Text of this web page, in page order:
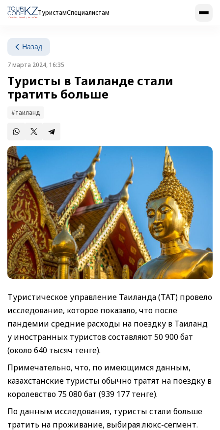
ТуристамСпециалистам
Назад
7 марта 2024, 16:35
Туристы в Таиланде стали
тратить больше
#таиланд
Туристическое управление Таиланда (ТАТ) провело
исследование, которое показало, что после
пандемии средние расходы на поездку в Таиланд
у иностранных туристов составляют 50 900 бат
(около 640 тысяч тенге).
Примечательно, что, по имеющимся данным,
казахстанские туристы обычно тратят на поездку в
королевство 75 080 бат (939 177 тенге).
По данным исследования, туристы стали больше
тратить на проживание, выбирая люкс-сегмент.